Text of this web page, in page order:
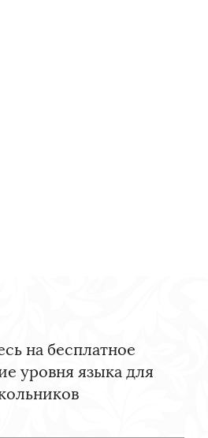
на бесплатное
уровня языка для